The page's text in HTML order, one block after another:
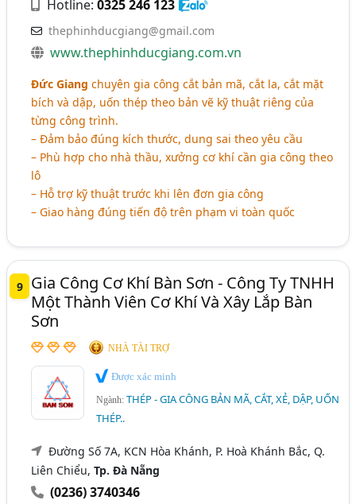
Hotline:0325 246 123
thephinhducgiang@gmail.com
www.thephinhducgiang.com.vn
Đức Giang chuyên gia công cắt bản mã, cắt la, cắt mặt
bích và dập, uốn thép theo bản vẽ kỹ thuật riêng của
từng công trình.
– Đảm bảo đúng kích thước, dung sai theo yêu cầu
– Phù hợp cho nhà thầu, xưởng cơ khí cần gia công theo
lô
– Hỗ trợ kỹ thuật trước khi lên đơn gia công
– Giao hàng đúng tiến độ trên phạm vi toàn quốc
9
Gia Công Cơ Khí Bàn Sơn - Công Ty TNHH
Một Thành Viên Cơ Khí Và Xây Lắp Bàn
Sơn
NHÀ TÀI TRỢ
Được xác minh
Ngành:THÉP - GIA CÔNG BẢN MÃ, CẮT, XẺ, DẬP, UỐN
THÉP..
Đường Số 7A, KCN Hòa Khánh, P. Hoà Khánh Bắc, Q.
Liên Chiểu,Tp. Đà Nẵng
(0236) 3740346